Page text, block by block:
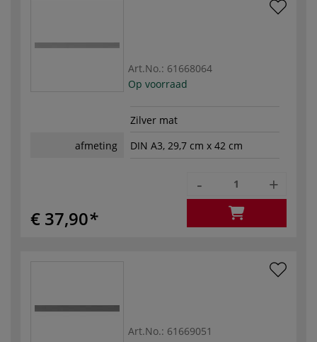
Art.No.: 61668064
Op voorraad
Zilver mat
afmeting
DIN A3, 29,7 cm x 42 cm
€ 37,90
- +
Art.No.: 61669051